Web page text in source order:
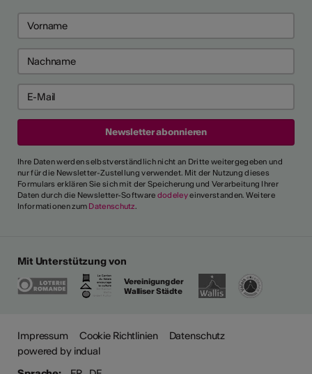
Ihre Daten werden selbstverständlich nicht an Dritte weitergegeben und
nur für die Newsletter-Zustellung verwendet. Mit der Nutzung dieses
Formulars erklären Sie sich mit der Speicherung und Verarbeitung Ihrer
Daten durch die Newsletter-Software dodeleyeinverstanden. Weitere
Informationen zum Datenschutz.
Mit Unterstützung von
Vereinigung der
Walliser Städte
Impressum Cookie Richtlinien
Datenschutz
powered by indual